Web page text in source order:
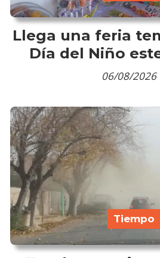
Llega una feria
Día del Niño
06/08/2026
Tiempo